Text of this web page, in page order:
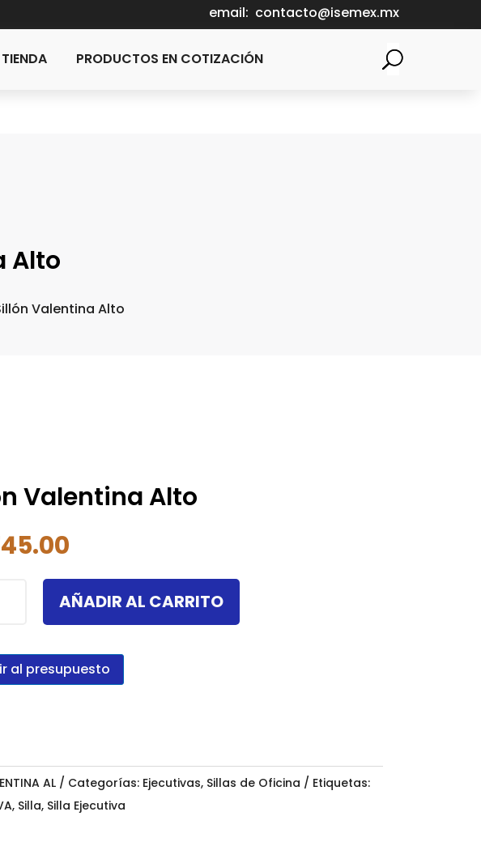
email: contacto@isemex.mx
TIENDA PRODUCTOS EN COTIZACIÓN
Alto
Valentina Alto
Valentina Alto
AÑADIR AL CARRITO
al presupuesto
AL Categorías: Ejecutivas, Sillas de Oficina
Etiquetas:
, Silla, Silla Ejecutiva